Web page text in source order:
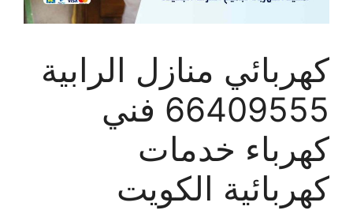
كهربائي منازل الرابية
66409555 فني
كهرباء خدمات
كهربائية الكويت